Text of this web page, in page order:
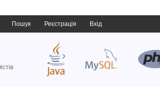
Пошук Реєстрація Вхід